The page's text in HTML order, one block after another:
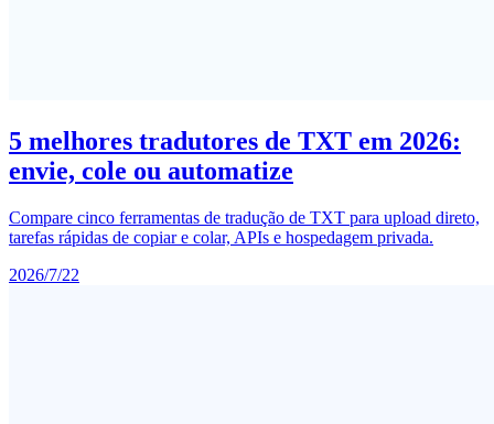
5 melhores tradutores de TXT em 2026:
envie, cole ou automatize
Compare cinco ferramentas de tradução de TXT para upload direto,
tarefas rápidas de copiar e colar, APIs e hospedagem privada.
2026/7/22